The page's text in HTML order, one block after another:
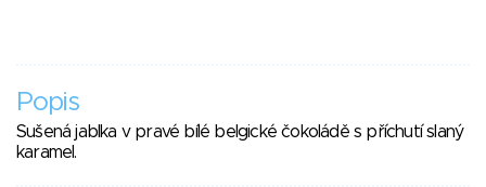
Popis
Sušená jablka v pravé bílé belgické čokoládě s příchutí slaný
karamel.